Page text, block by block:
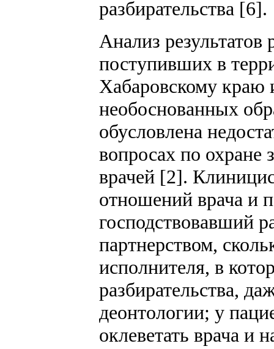
разбирательства [6].
Анализ
поступивших в
Хабаровскому краю
необоснованных
обусловлена
вопросах по охране
врачей [2].
отношений врача и
господствовавший
партнерством,
исполнителя, в
разбирательства,
деонтологии; у
оклеветать врача и